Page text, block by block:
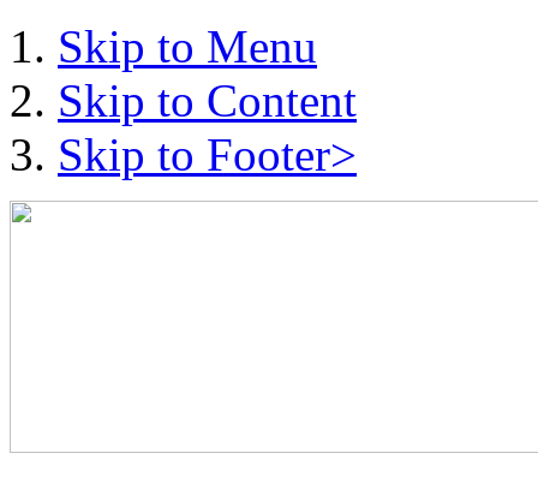
Skip to Menu
Skip to Content
Skip to Footer>